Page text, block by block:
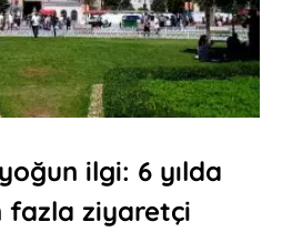
ilgi: 6 yılda
fazla ziyaretçi